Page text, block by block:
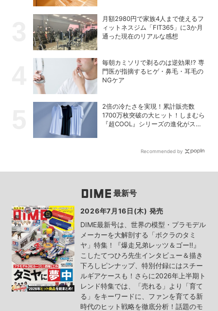
月額2980円で家族4人まで使えるフ
ィットネスジム「FIT365」に3か月
通った現在のリアルな感想
毎朝カミソリで剃るのは逆効果!? 専
門医が指摘するヒゲ・鼻毛・耳毛の
NGケア
2倍の冷たさを実現！累計販売数
1700万枚突破の大ヒット！しまむら
『超COOL』シリーズの進化がスゴ
Recommended by
最新号
2026年7月16日(木) 発売
DIME最新号は、世界の模型・プラモデル
メーカーを大解剖する「ボクラのタミ
ヤ」特集！『爆走兄弟レッツ＆ゴー!!』
こしたてつひろ先生インタビュー＆描き
下ろしピンナップ、特別付録にはスチー
ルギアケースも！さらに2026年上半期ト
レンド特集では、「売れる」より「育て
る」をキーワードに、ファンを育てる新
時代のヒット戦略を徹底分析！話題のモ